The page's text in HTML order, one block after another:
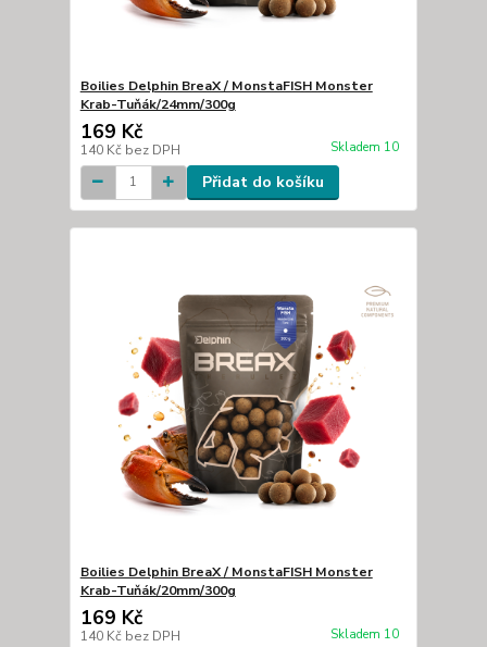
Boilies Delphin BreaX / MonstaFISH Monster
Krab-Tuňák/24mm/300g
169 Kč
140 Kč bez DPH Skladem 10
Přidat do košíku
Boilies Delphin BreaX / MonstaFISH Monster
Krab-Tuňák/20mm/300g
169 Kč
140 Kč bez DPH Skladem 10